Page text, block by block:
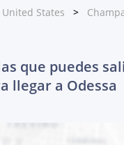
States
que puedes
llegar a Odessa